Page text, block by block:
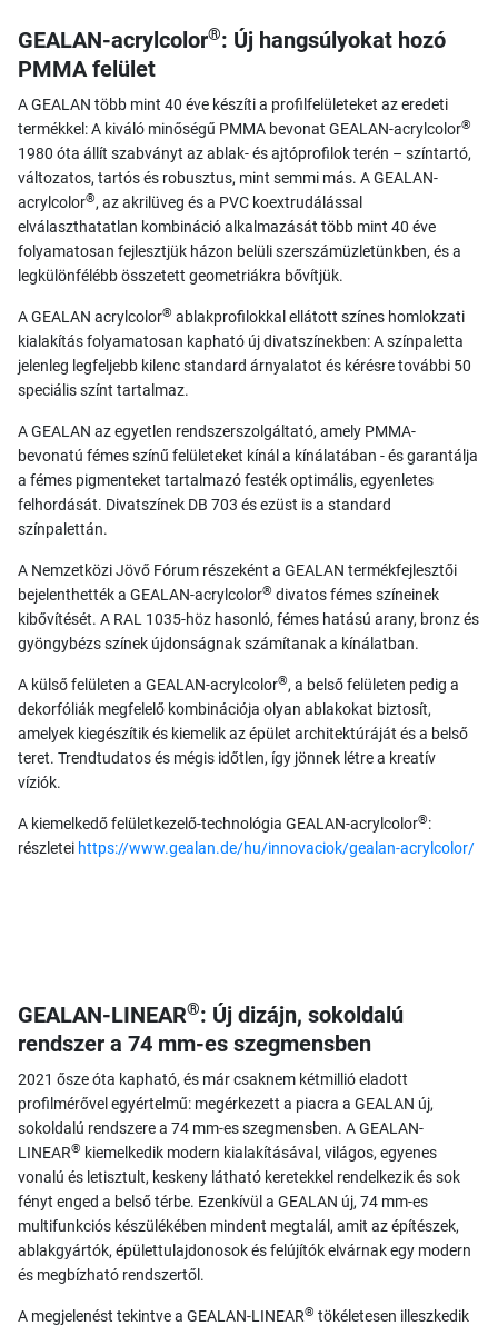
GEALAN-acrylcolor®: Új hangsúlyokat hozó
PMMA felület
A GEALAN több mint 40 éve készíti a profilfelületeket az eredeti
termékkel: A kiváló minőségű PMMA bevonat GEALAN-acrylcolor®
1980 óta állít szabványt az ablak- és ajtóprofilok terén – színtartó,
változatos, tartós és robusztus, mint semmi más. A GEALAN-
acrylcolor®, az akrilüveg és a PVC koextrudálással
elválaszthatatlan kombináció alkalmazását több mint 40 éve
folyamatosan fejlesztjük házon belüli szerszámüzletünkben, és a
legkülönfélébb összetett geometriákra bővítjük.
A GEALAN acrylcolor® ablakprofilokkal ellátott színes homlokzati
kialakítás folyamatosan kapható új divatszínekben: A színpaletta
jelenleg legfeljebb kilenc standard árnyalatot és kérésre további 50
speciális színt tartalmaz.
A GEALAN az egyetlen rendszerszolgáltató, amely PMMA-
bevonatú fémes színű felületeket kínál a kínálatában - és garantálja
a fémes pigmenteket tartalmazó festék optimális, egyenletes
felhordását. Divatszínek DB 703 és ezüst is a standard
színpalettán.
A Nemzetközi Jövő Fórum részeként a GEALAN termékfejlesztői
bejelenthették a GEALAN-acrylcolor® divatos fémes színeinek
kibővítését. A RAL 1035-höz hasonló, fémes hatású arany, bronz és
gyöngybézs színek újdonságnak számítanak a kínálatban.
A külső felületen a GEALAN-acrylcolor®, a belső felületen pedig a
dekorfóliák megfelelő kombinációja olyan ablakokat biztosít,
amelyek kiegészítik és kiemelik az épület architektúráját és a belső
teret. Trendtudatos és mégis időtlen, így jönnek létre a kreatív
víziók.
A kiemelkedő felületkezelő-technológia GEALAN-acrylcolor®:
részletei https://www.gealan.de/hu/innovaciok/gealan-acrylcolor/
GEALAN-LINEAR®: Új dizájn, sokoldalú
rendszer a 74 mm-es szegmensben
2021 ősze óta kapható, és már csaknem kétmillió eladott
profilmérővel egyértelmű: megérkezett a piacra a GEALAN új,
sokoldalú rendszere a 74 mm-es szegmensben. A GEALAN-
LINEAR® kiemelkedik modern kialakításával, világos, egyenes
vonalú és letisztult, keskeny látható keretekkel rendelkezik és sok
fényt enged a belső térbe. Ezenkívül a GEALAN új, 74 mm-es
multifunkciós készülékében mindent megtalál, amit az építészek,
ablakgyártók, épülettulajdonosok és felújítók elvárnak egy modern
és megbízható rendszertől.
A megjelenést tekintve a GEALAN-LINEAR® tökéletesen illeszkedik